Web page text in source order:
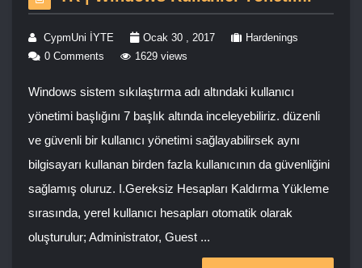
CypmUni İYTE Ocak 30 , 2017
Hardenings
0 Comments
1629 views
Windows sistem sıkılaştırma adı altındaki kullanıcı
yönetimi başlığını 7 başlık altında inceleyebiliriz. düzenli
ve güvenli bir kullanıcı yönetimi sağlayabilirsek aynı
bilgisayarı kullanan birden fazla kullanıcının da güvenliğini
sağlamış oluruz. I.Gereksiz Hesapları Kaldırma Yükleme
sırasında, yerel kullanıcı hesapları otomatik olarak
oluşturulur; Administrator, Guest ...